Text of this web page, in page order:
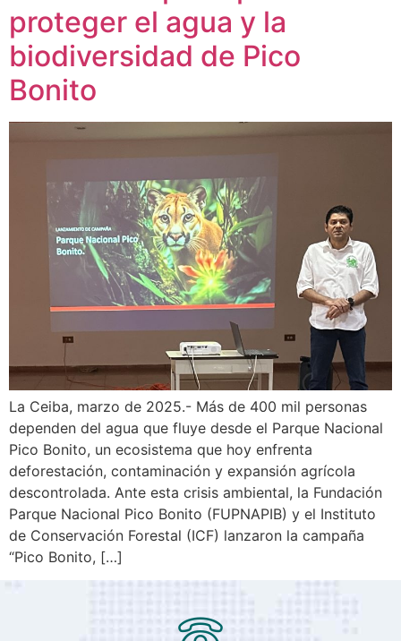
proteger el agua y la
biodiversidad de Pico
Bonito
La Ceiba, marzo de 2025.- Más de 400 mil personas
dependen del agua que fluye desde el Parque Nacional
Pico Bonito, un ecosistema que hoy enfrenta
deforestación, contaminación y expansión agrícola
descontrolada. Ante esta crisis ambiental, la Fundación
Parque Nacional Pico Bonito (FUPNAPIB) y el Instituto
de Conservación Forestal (ICF) lanzaron la campaña
“Pico Bonito, […]